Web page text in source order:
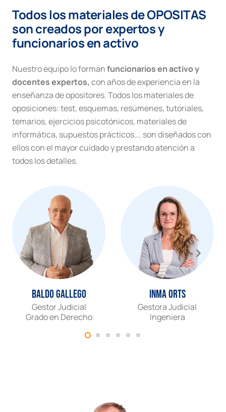
Estado
cantidad
Todos los materiales de OPOSITAS
son creados por expertos y
funcionarios en activo
Nuestro equipo lo formanfuncionarios en activo y
docentes expertos, con años de experiencia en la
enseñanza de opositores. Todos los materiales de
oposiciones: test, esquemas, resúmenes, tutoriales,
temarios, ejercicios psicotónicos, materiales de
informática, supuestos prácticos…. son diseñados con
ellos con el mayor cuidado y prestando atención a
todos los detalles.
Baldo Gallego
Gestor Judicial
Grado en Derecho
Inma Orts
Gestora Judicial
Ingeniera